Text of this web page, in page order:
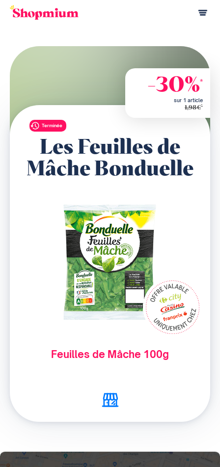
Terminée
Feuilles de Mâche 100g
Les Feuilles de
Mâche Bonduelle
-30%*
sur 1 article
1,98€*